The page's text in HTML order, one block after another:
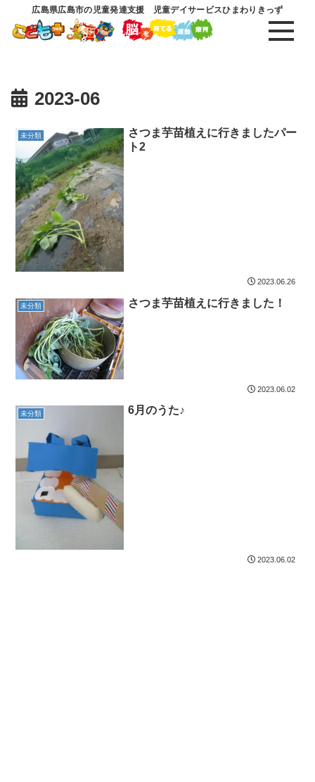
広島県広島市の児童発達支援 児童デイサービスひまわりきっず
2023-06
未分類
さつま芋苗植えに行きましたパー
ト2
2023.06.26
未分類 さつま芋苗植えに行きました！
2023.06.02
未分類 6月のうた♪
2023.06.02